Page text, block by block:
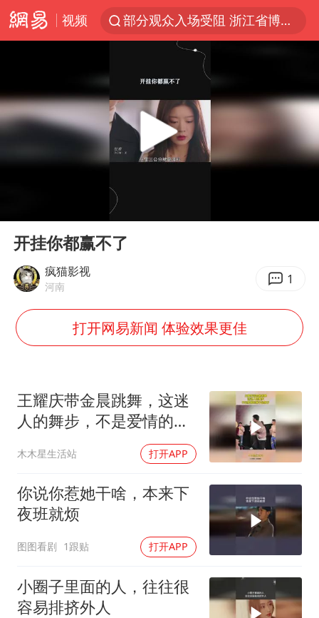
视频
青海拉面告别“兰州拉面”
U17国足三战全胜
青海海西州茫崖市发生3.1级地震
我国编制完成新版全月地质图
台风白海豚登陆地点更新
多地要求领导干部带头休假
外交部发言人就广岛核爆81周年等答记者问
佛得角门将亮相智利俱乐部主场
民警发现救助的拾荒老人是逃犯
中方回应是否在太平洋海底开采稀土
27岁女子成组织卖淫集团主犯被通缉
法国将禁止“未经同意的电话营销”
奋进开新局 实干挑大梁
Play
开挂你都赢不了
疯猫影视
河南 1
打开网易新闻 体验效果更佳
王耀庆带金晨跳舞，这迷
人的舞步，不是爱情的骗
木木星生活站 打开APP
你说你惹她干啥，本来下
夜班就烦
图图看剧 1跟贴 打开APP
小圈子里面的人，往往很
容易排挤外人